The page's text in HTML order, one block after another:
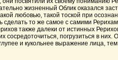
жизненный Облик оказался
любовью, такой тоской при
то же самое с самими
также далеки от истинных
сосредоточиться, погрузиться в
и кукольнее выражение лица,